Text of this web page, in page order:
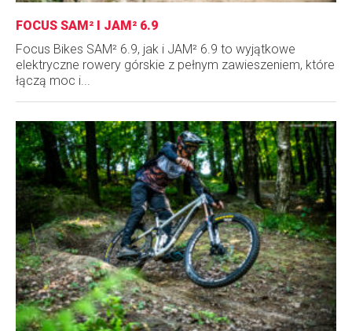
FOCUS SAM² I JAM² 6.9
Focus Bikes SAM² 6.9, jak i JAM² 6.9 to wyjątkowe
elektryczne rowery górskie z pełnym zawieszeniem, które
łączą moc i...